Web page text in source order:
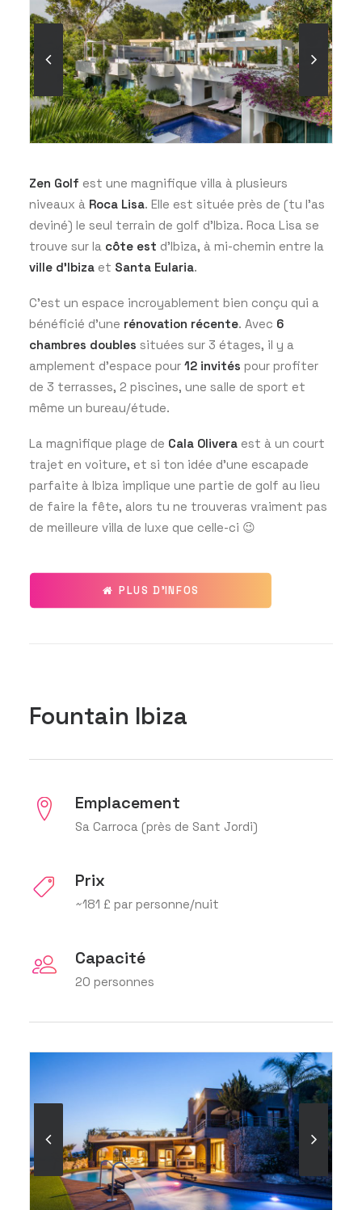
Zen Golf est une magnifique villa à plusieurs
niveaux à Roca Lisa. Elle est située près de (tu l’as
deviné) le seul terrain de golf d’Ibiza. Roca Lisa se
trouve sur la côte est d’Ibiza, à mi-chemin entre la
ville d’Ibiza et Santa Eularia.
C’est un espace incroyablement bien conçu qui a
bénéficié d’une rénovation récente. Avec 6
chambres doubles situées sur 3 étages, il y a
amplement d’espace pour 12 invités pour profiter
de 3 terrasses, 2 piscines, une salle de sport et
même un bureau/étude.
La magnifique plage de Cala Olivera est à un court
trajet en voiture, et si ton idée d’une escapade
parfaite à Ibiza implique une partie de golf au lieu
de faire la fête, alors tu ne trouveras vraiment pas
de meilleure villa de luxe que celle-ci 😉
PLUS D'INFOS
Fountain Ibiza
Emplacement
Sa Carroca (près de Sant Jordi)
Prix
~181 £ par personne/nuit
Capacité
20 personnes